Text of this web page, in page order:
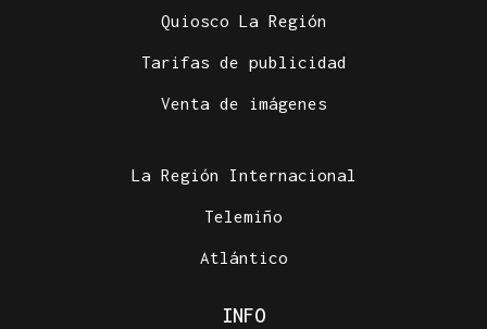
Quiosco La Región
Tarifas de publicidad
Venta de imágenes
La Región Internacional
Telemiño
Atlántico
INFO